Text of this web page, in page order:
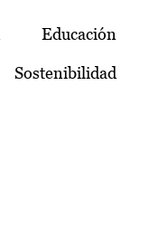
Educación
Sostenibilidad